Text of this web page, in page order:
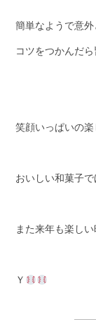
簡単なようで意
コツをつかんだ
笑顔いっぱいの
おいしい和菓子
また来年も楽し
Ｙ